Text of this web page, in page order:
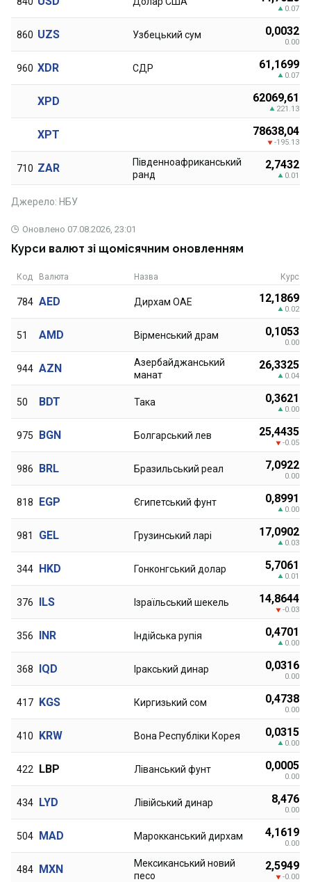
0.07
860 UZS Узбецький сум 0,0032
0.00
960 XDR СДР 61,1699
0.07
XPD 62069,61
221.13
XPT 78638,04
-195.13
710 ZAR
Південноафриканський
ранд
2,7432
0.01
Джерело: НБУ
Курси валют зі щомісячним оновленням
Оновлено 07.08.2026, 23:01
Код Валюта Назва Курс
784 AED Дирхам ОАЕ 12,1869
0.02
51 AMD Вірменський драм 0,1053
0.00
944 AZN
Азербайджанський
манат
26,3325
0.04
50 BDT Така 0,3621
0.00
975 BGN Болгарський лев 25,4435
-0.05
986 BRL Бразильський реал 7,0922
0.00
818 EGP Єгипетський фунт 0,8991
0.00
981 GEL Грузинський ларі 17,0902
0.03
344 HKD Гонконгський долар 5,7061
0.01
376 ILS Ізраїльський шекель 14,8644
-0.03
356 INR Індійська рупія 0,4701
0.00
368 IQD Іракський динар 0,0316
0.00
417 KGS Киргизький сом 0,4738
0.00
410 KRW Вона Республіки Корея 0,0315
0.00
422 LBP Ліванський фунт 0,0005
0.00
434 LYD Лівійський динар 8,476
0.00
504 MAD Марокканський дирхам 4,1619
0.00
484 MXN
Мексиканський новий
песо
2,5949
-0.00